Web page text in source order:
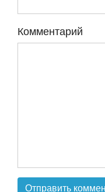
Комментарий